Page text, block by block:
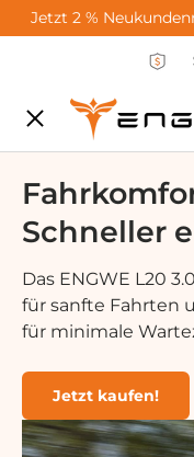
Zum Inhalt
Jetzt 2 %
Speisekarte
City-Sale
E-Bikes
Zubehör
Community
Schneller
Das ENGWE L20
für sanfte Fahrten
für minimale
Jetzt kaufen!